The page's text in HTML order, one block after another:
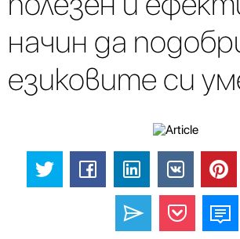
начин да
езиковите си